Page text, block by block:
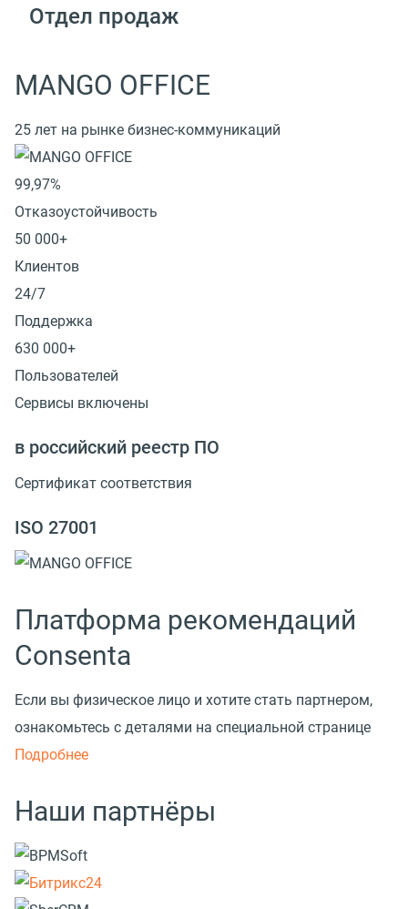
Отдел продаж
MANGO OFFICE
25 лет на рынке бизнес-коммуникаций
99,97%
Отказоустойчивость
50 000+
Клиентов
24/7
Поддержка
630 000+
Пользователей
Сервисы включены
в российский реестр ПО
Сертификат соответствия
ISO 27001
Платформа рекомендаций
Consenta
Если вы физическое лицо и хотите стать партнером,
ознакомьтесь с деталями на специальной странице
Подробнее
Наши партнёры